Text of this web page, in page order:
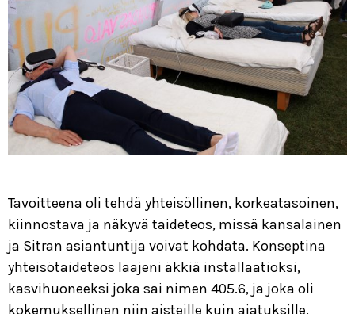
Tavoitteena oli tehdä yhteisöllinen, korkeatasoinen,
kiinnostava ja näkyvä taideteos, missä kansalainen
ja Sitran asiantuntija voivat kohdata. Konseptina
yhteisötaideteos laajeni äkkiä installaatioksi,
kasvihuoneeksi joka sai nimen 405.6, ja joka oli
kokemuksellinen niin aisteille kuin ajatuksille.